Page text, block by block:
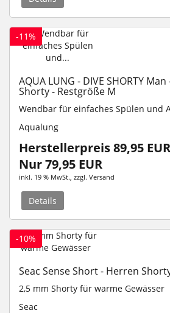
-11%
AQUA LUNG - DIVE SHORTY
Shorty - Restgröße M
Wendbar für einfaches Spülen und
Aqualung
Herstellerpreis 89,95 EUR
Nur 79,95 EUR
inkl. 19 % MwSt. , zzgl. Versand
Details
-10%
Seac Sense Short - Herren
2,5 mm Shorty für warme Gewässer
Seac